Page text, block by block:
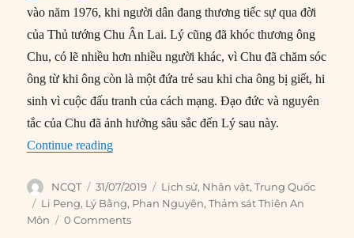
vào năm 1976, khi người dân đang thương tiếc sự qua đời
của Thủ tướng Chu Ân Lai. Lý cũng đã khóc thương ông
Chu, có lẽ nhiều hơn nhiều người khác, vì Chu đã chăm sóc
ông từ khi ông còn là một đứa trẻ sau khi cha ông bị giết, hi
sinh vì cuộc đấu tranh của cách mạng. Đạo đức và nguyên
tắc của Chu đã ảnh hưởng sâu sắc đến Lý sau này.
Continue reading“Lý Bằng và vai trò gây tranh cãi trong chính
Author
NCQT
Posted
on
31/07/2019 Categories
Lịch sử, Nhân vật,Trung Quốc
Tags
Li Peng, Lý Bằng, Phan Nguyên,Thảm sát Thiên An
Môn
0 Comments